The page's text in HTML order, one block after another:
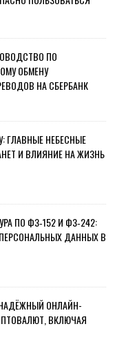
ПО
ОБМЕНУ
НА СБЕРБАНК
ГЛАВНЫЕ НЕБЕСНЫЕ
И ВЛИЯНИЕ НА ЖИЗНЬ
ПО ФЗ‑152 И ФЗ‑242:
ДАННЫХ В
НАДЁЖНЫЙ ОНЛАЙН-
ВКЛЮЧАЯ